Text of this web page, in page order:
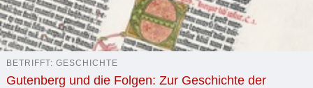
BETRIFFT: GESCHICHTE
Gutenberg und die Folgen: Zur Geschichte der